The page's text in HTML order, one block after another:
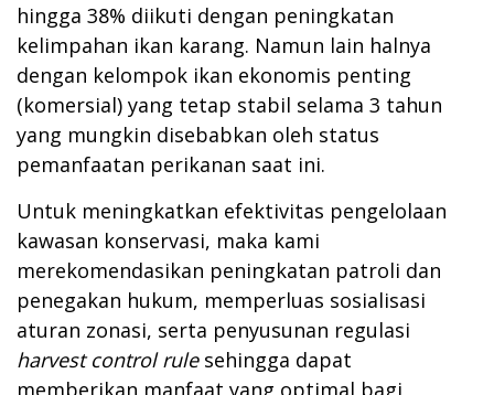
hingga 38% diikuti dengan peningkatan
kelimpahan ikan karang. Namun lain halnya
dengan kelompok ikan ekonomis penting
(komersial) yang tetap stabil selama 3 tahun
yang mungkin disebabkan oleh status
pemanfaatan perikanan saat ini.
Untuk meningkatkan efektivitas pengelolaan
kawasan konservasi, maka kami
merekomendasikan peningkatan patroli dan
penegakan hukum, memperluas sosialisasi
aturan zonasi, serta penyusunan regulasi
harvest control rulesehingga dapat
memberikan manfaat yang optimal bagi